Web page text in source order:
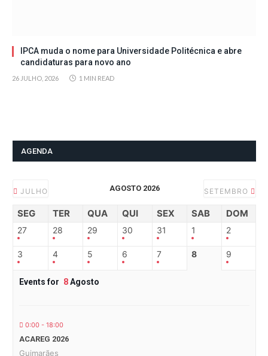
IPCA muda o nome para Universidade Politécnica e abre
candidaturas para novo ano
26 JULHO, 2026 1 MIN READ
AGENDA
JULHO AGOSTO 2026 SETEMBRO
SEG TER QUA QUI SEX SAB DOM
27 28 29 30 31 1 2
3 4 5 6 7 8 9
Events for 8Agosto
0:00 - 18:00
ACAREG 2026
Guimarães